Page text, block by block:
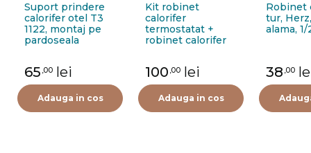
Suport prindere
calorifer otel T3
1122, montaj pe
pardoseala
65 ,00 lei
Adauga in cos
Kit robinet
calorifer
termostatat +
robinet calorifer
FIG01213502I0011,
alama, 1/2"
100 ,00 lei
Adauga in cos
Robinet
tur,
alama, 1/
38 ,00